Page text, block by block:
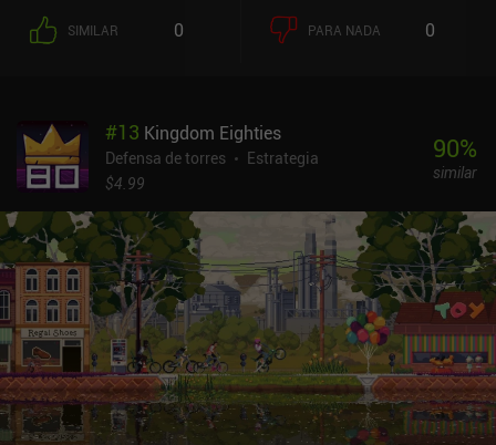
SIMILAR 0 PARA NADA 0
#13 Kingdom Eighties
Defensa de torres
Estrategia
$4.99
90%
similar